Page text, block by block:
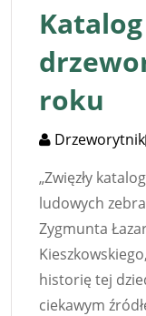
roku
Drzeworytnik
„Zwięzły
ludowych
Zygmunta
historię tej
ciekawym